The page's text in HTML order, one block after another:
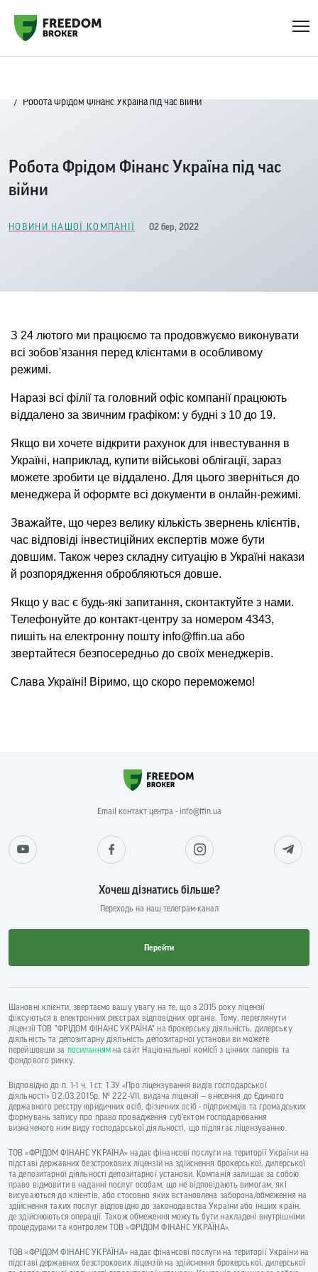
Робота Фрідом Фінанс Україна під час війни
Робота Фрідом Фінанс Україна під час
війни
НОВИНИ НАШОЇ КОМПАНІЇ 02 бер, 2022
З 24 лютого ми працюємо та продовжуємо виконувати
всі зобов'язання перед клієнтами в особливому
режимі.
Наразі всі філії та головний офіс компанії працюють
віддалено за звичним графіком: у будні з 10 до 19.
Якщо ви хочете відкрити рахунок для інвестування в
Україні, наприклад, купити військові облігації, зараз
можете зробити це віддалено. Для цього зверніться до
менеджера й оформте всі документи в онлайн-режимі.
Зважайте, що через велику кількість звернень клієнтів,
час відповіді інвестиційних експертів може бути
довшим. Також через складну ситуацію в Україні накази
й розпорядження обробляються довше.
Якщо у вас є будь-які запитання, сконтактуйте з нами.
Телефонуйте до контакт-центру за номером 4343,
пишіть на електронну пошту info@ffin.ua або
звертайтеся безпосередньо до своїх менеджерів.
Слава Україні! Віримо, що скоро переможемо!
Email контакт центра - info@ffin.ua
Хочеш дізнатись більше?
Переходь на наш телеграм-канал
Перейти
Шановні клієнти, звертаємо вашу увагу на те, що з 2015 року ліцензії
фіксуються в електронних реєстрах відповідних органів. Тому, переглянути
ліцензії ТОВ "ФРІДОМ ФІНАНС УКРАЇНА" на брокерську діяльність, дилерську
діяльність та депозитарну діяльність депозитарної установи ви можете
перейшовши за посиланнямна сайт Національної комісії з цінних паперів та
фондового ринку.
Відповідно до п. 1-1 ч. 1 ст. 1 ЗУ «Про ліцензування видів господарської
діяльності» 02.03.2015р. № 222-VII, видача ліцензії — внесення до Єдиного
державного реєстру юридичних осіб, фізичних осіб - підприємців та громадських
формувань запису про право провадження суб’єктом господарювання
визначеного ним виду господарської діяльності, що підлягає ліцензуванню.
ТОВ «ФРІДОМ ФІНАНС УКРАЇНА» надає фінансові послуги на території України на
підставі державних безстрокових ліцензій на здійснення брокерської, дилерської
та депозитарної діяльності депозитарної установи. Компанія залишає за собою
право відмовити в наданні послуг особам, що не відповідають вимогам, які
висуваються до клієнтів, або стосовно яких встановлена заборона/обмеження на
здійснення таких послуг відповідно до законодавства України або інших країн,
де здійснюються операції. Також обмеження можуть бути накладені внутрішніми
процедурами та контролем ТОВ «ФРІДОМ ФІНАНС УКРАЇНА».
ТОВ «ФРІДОМ ФІНАНС УКРАЇНА» надає фінансові послуги на території України на
підставі державних безстрокових ліцензій на здійснення брокерської, дилерської